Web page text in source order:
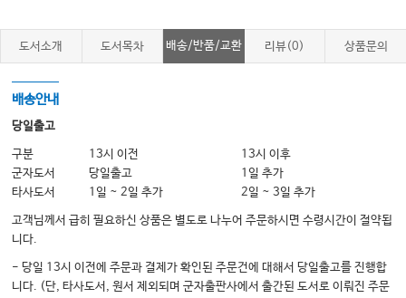
2) 악성의심 초음파 소견을 한 개라도 동반한 부분 낭성 또는 동-/고에코 결절
4) 전반적인 침윤성 병변 – 암 전이나 림프종 같은 침윤성 암 의심 소견
5) 광범위한 실질성 점상 고에코 초점 – 미만성 경화 변종 갑상선 유두암 의심
05. 높은 의심
1) 점상 고에코 초점을 동반한 저에코 결절
3) 비평행 방향의 저에코 결절
도서소개 도서목차 배송/반품/교환 리뷰(0) 상품문의
배송안내
당일출고
구분 13시 이전
13시 이후
군자도서
당일출고
1일 추가
타사도서
1일 ~ 2일 추가 2일 ~ 3일 추가
고객님께서 급히 필요하신 상품은 별도로 나누어 주문하시면 수령시간이 절약됩
니다.
- 당일 13시 이전에 주문과 결제가 확인된 주문건에 대해서 당일출고를 진행합
니다. (단, 타사도서, 원서 제외되며 군자출판사에서 출간된 도서로 이뤄진 주문